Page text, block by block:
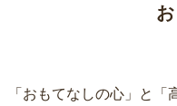
「おもてなしの心」と